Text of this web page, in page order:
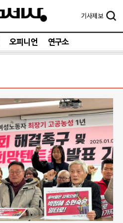
기사제보
오피니언 연구소